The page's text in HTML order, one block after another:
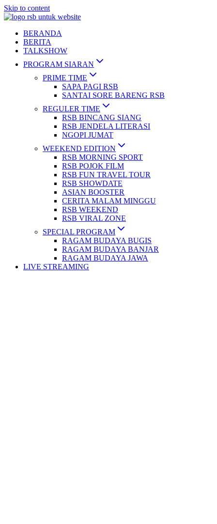
Skip to content
BERANDA
BERITA
TALKSHOW
PROGRAM SIARAN
PRIME TIME
SAPA PAGI RSB
SANTAI SORE BARENG RSB
REGULER TIME
RSB BINCANG SIANG
RSB JENDELA LITERASI
NGOPI JUMAT
WEEKEND EDITION
RSB MORNING SPORT
RSB POJOK FILM
RSB FUN TRAVEL TOUR
RSB SHOWDATE
ASIAN BOOSTER
CERITA MALAM MINGGU
RSB WEEKEND
RSB VIRAL ZONE
SPECIAL PROGRAM
RAGAM BUDAYA BUGIS
RAGAM BUDAYA BANJAR
RAGAM BUDAYA JAWA
LIVE STREAMING